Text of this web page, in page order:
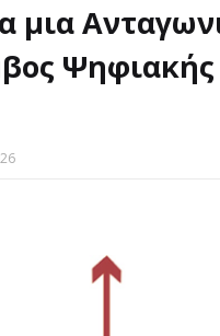
μια
Ψηφιακής